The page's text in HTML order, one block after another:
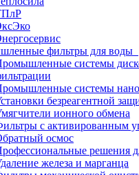
фильтры для воды
системы
системы
безреагентной
ионного обмена
с активированным
осмос
решения
железа и марганца